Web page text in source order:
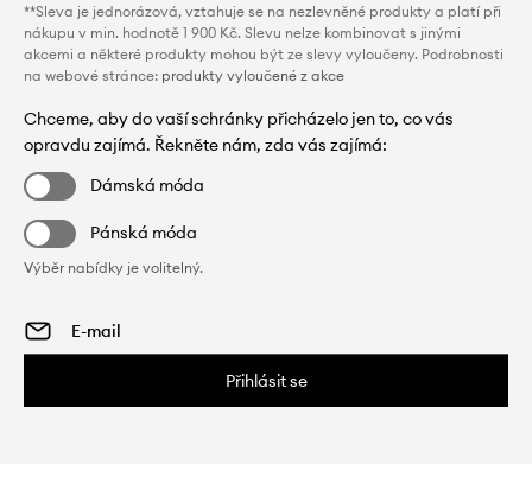
**Sleva je jednorázová, vztahuje se na nezlevněné produkty a platí při
nákupu v min. hodnotě 1 900 Kč. Slevu nelze kombinovat s jinými
akcemi a některé produkty mohou být ze slevy vyloučeny. Podrobnosti
na webové stránce: produkty vyloučené z akce
Chceme, aby do vaší schránky přicházelo jen to, co vás
opravdu zajímá. Řekněte nám, zda vás zajímá:
Dámská móda
Pánská móda
Výběr nabídky je volitelný.
Přihlásit se